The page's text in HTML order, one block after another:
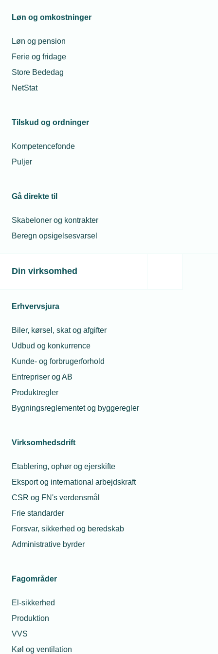
Løn og omkostninger
Løn og pension
Ferie og fridage
Store Bededag
NetStat
Tilskud og ordninger
Kompetencefonde
Puljer
Gå direkte til
Skabeloner og kontrakter
Beregn opsigelsesvarsel
Din virksomhed
Erhvervsjura
Biler, kørsel, skat og afgifter
Udbud og konkurrence
Kunde- og forbrugerforhold
Entrepriser og AB
Produktregler
Bygningsreglementet og byggeregler
Virksomhedsdrift
Etablering, ophør og ejerskifte
Eksport og international arbejdskraft
CSR og FN's verdensmål
Frie standarder
Forsvar, sikkerhed og beredskab
Administrative byrder
Fagområder
El-sikkerhed
Produktion
VVS
Køl og ventilation
Autorisationer, tekniske regler og
standarder, mærkningsordninger,
Uddannelsesforhold – fx regler for
ansættelse af lærlinge og efteruddannelse
Erhvervs- og personalejuridisk rådgivning,
mediation og konfliktmægling
erstatningskrav fra kunden på op til
gruppelivsforsikring og sundhedssikring på
TEKNIQ Konfliktfond, som yder støtte i
tilfælde af overenskomst­mæssige konflikter
3) Politisk indflydelse og
interessevaretagelse
stemme overfor politikerne på
Christiansborg
Indflydelse på emner som arbejdskraft,
udbud, regler, eksportforhold og
erhvervslivets generelle rammevilkår
Som censor, skuemester eller
repræsentant på skoler og akademier får
kompetenceudvikling